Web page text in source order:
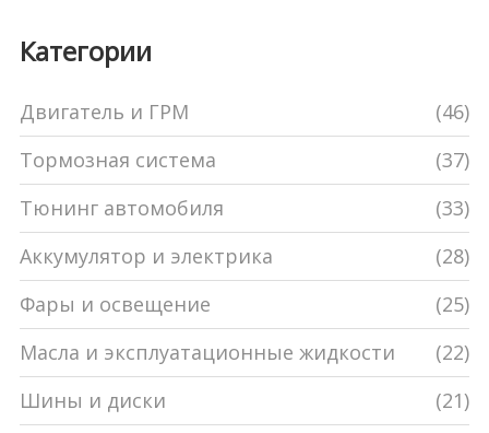
Категории
Двигатель и ГРМ
(46)
Тормозная система
(37)
Тюнинг автомобиля
(33)
Аккумулятор и электрика
(28)
Фары и освещение
(25)
Масла и эксплуатационные жидкости
(22)
Шины и диски
(21)